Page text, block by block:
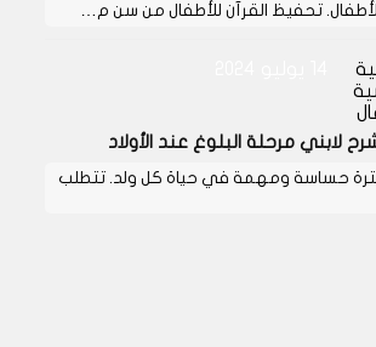
تحفيظ القرآن للأطفال من سن م…
لابني مرحلة البلوغ عند الأولاد
حساسة ومهمة في حياة كل ولد. تتطلب